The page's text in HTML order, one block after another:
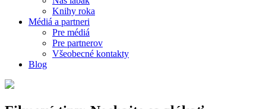
Knihy roka
Médiá a partneri
Pre médiá
Pre partnerov
Všeobecné kontakty
Blog